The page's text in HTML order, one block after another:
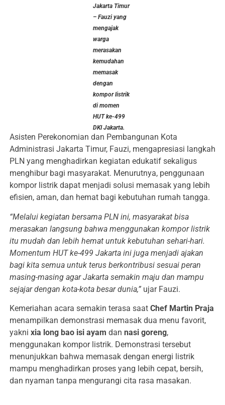
Jakarta Timur
– Fauzi yang
mengajak
warga
merasakan
kemudahan
memasak
dengan
kompor listrik
di momen
HUT ke-499
DKI Jakarta.
Asisten Perekonomian dan Pembangunan Kota
Administrasi Jakarta Timur, Fauzi, mengapresiasi langkah
PLN yang menghadirkan kegiatan edukatif sekaligus
menghibur bagi masyarakat. Menurutnya, penggunaan
kompor listrik dapat menjadi solusi memasak yang lebih
efisien, aman, dan hemat bagi kebutuhan rumah tangga.
“Melalui kegiatan bersama PLN ini, masyarakat bisa
merasakan langsung bahwa menggunakan kompor listrik
itu mudah dan lebih hemat untuk kebutuhan sehari-hari.
Momentum HUT ke-499 Jakarta ini juga menjadi ajakan
bagi kita semua untuk terus berkontribusi sesuai peran
masing-masing agar Jakarta semakin maju dan mampu
sejajar dengan kota-kota besar dunia,” ujar Fauzi.
Kemeriahan acara semakin terasa saat Chef Martin Praja
menampilkan demonstrasi memasak dua menu favorit,
yakni xia long bao isi ayam dan nasi goreng,
menggunakan kompor listrik. Demonstrasi tersebut
menunjukkan bahwa memasak dengan energi listrik
mampu menghadirkan proses yang lebih cepat, bersih,
dan nyaman tanpa mengurangi cita rasa masakan.